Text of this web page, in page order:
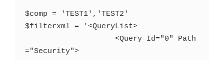
$comp = 'TEST1','TEST2'
$filterxml = '<QueryList>
="Security">